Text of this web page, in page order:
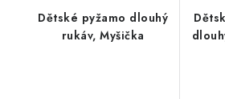
Dětské pyžamo dlouhý
rukáv, Myšička